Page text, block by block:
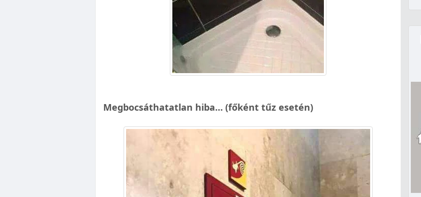
Megbocsáthatatlan hiba… (főként tűz esetén)